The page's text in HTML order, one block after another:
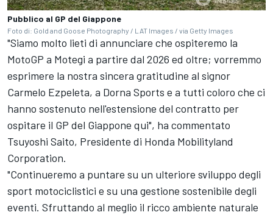
Pubblico al GP del Giappone
Foto di: Gold and Goose Photography / LAT Images / via Getty Images
"Siamo molto lieti di annunciare che ospiteremo la
MotoGP a Motegi a partire dal 2026 ed oltre; vorremmo
esprimere la nostra sincera gratitudine al signor
Carmelo Ezpeleta, a Dorna Sports e a tutti coloro che ci
hanno sostenuto nell'estensione del contratto per
ospitare il GP del Giappone qui", ha commentato
Tsuyoshi Saito, Presidente di Honda Mobilityland
Corporation.
"Continueremo a puntare su un ulteriore sviluppo degli
sport motociclistici e su una gestione sostenibile degli
eventi. Sfruttando al meglio il ricco ambiente naturale